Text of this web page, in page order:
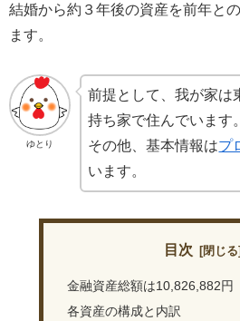
結婚から約３年後の資産を前年と
ます。
ゆとり
前提として、我が家は
持ち家で住んでいます。
その他、基本情報はプ
います。
目次
金融資産総額は10,826,882円
各資産の構成と内訳